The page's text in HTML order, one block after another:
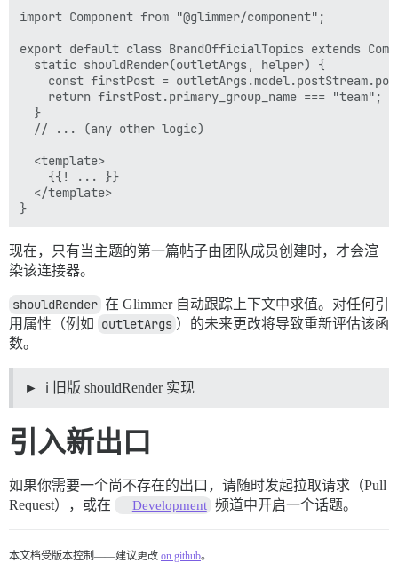
import Component from "@glimmer/component";
export default class BrandOfficialTopics extends
  static shouldRender(outletArgs, helper) {
const firstPost =
    return firstPost.primary_group_name === "team";
  }
  // ... (any other logic)
  <template>
    {{! ... }}
  </template>
现在，只有当主题的第一篇帖子由团队成员创建时，才会渲
染该连接器。
shouldRender 在 Glimmer 自动跟踪上下文中求值。对任何引
用属性（例如
outletArgs ）的未来更改将导致重新评估该函
数。
ℹ️ 旧版 shouldRender 实现
引入新出口
如果你需要一个尚不存在的出口，请随时发起拉取请求（Pull
Request），或在
Development 频道中开启一个话题。
本文档受版本控制——建议更改 on github。